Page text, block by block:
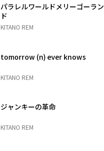
パラレルワールドメリーゴーラン
ド
KITANO REM
tomorrow (n) ever knows
KITANO REM
ジャンキーの革命
KITANO REM